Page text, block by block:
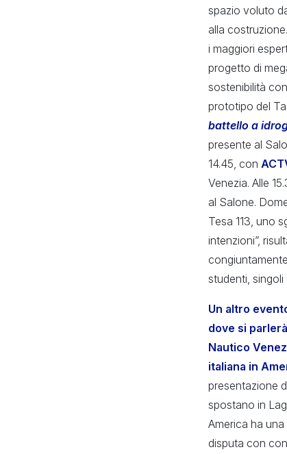
spazio voluto
alla
i maggiori
progetto di
sostenibilità
prototipo del
battello a
presente al
14.45, con
Venezia. Alle
al Salone.
Tesa 113, uno
intenzioni”,
studenti,
Un altro
dove si
Nautico
italiana in
presentazione
spostano in
America ha
disputa con